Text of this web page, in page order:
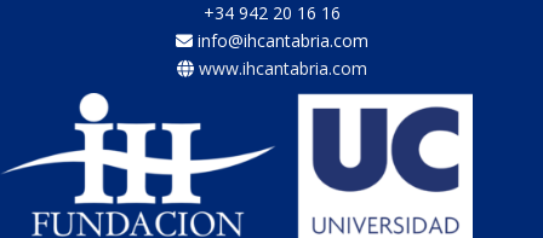
+34 942 20 16 16
info@ihcantabria.com
www.ihcantabria.com